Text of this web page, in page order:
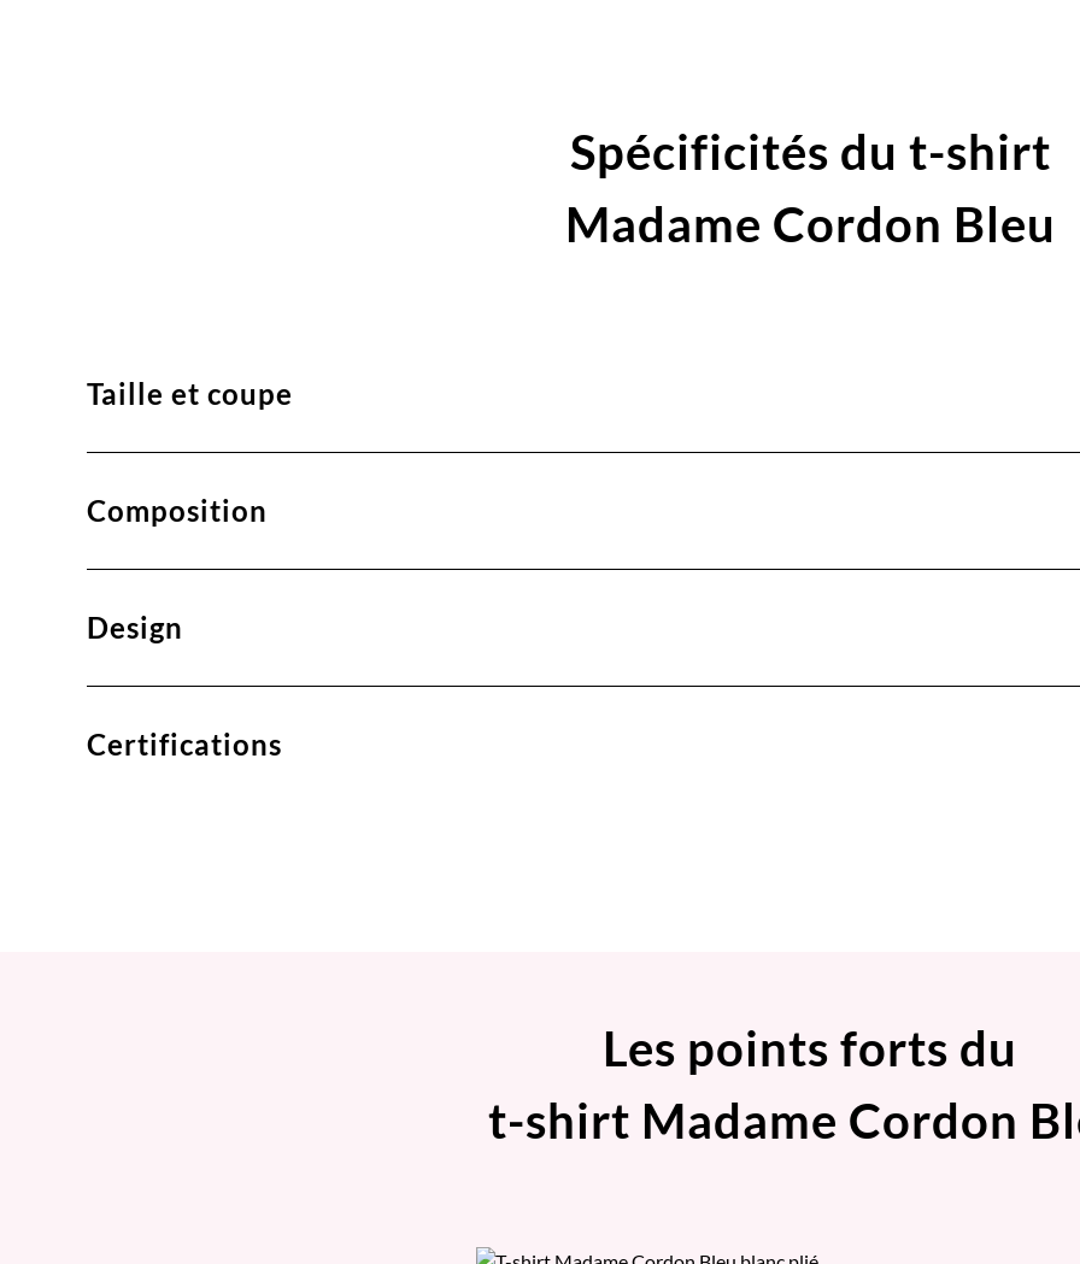
Spécificités du t-shirt
Madame Cordon Bleu
Taille et coupe
Composition
Design
Certifications
Les points forts du
t-shirt Madame Cordon